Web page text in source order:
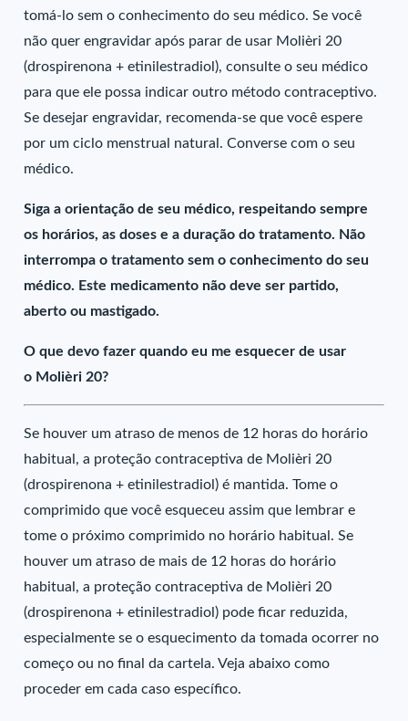
tomá-lo sem o conhecimento do seu médico. Se você
não quer engravidar após parar de usar Molièri 20
(drospirenona + etinilestradiol), consulte o seu médico
para que ele possa indicar outro método contraceptivo.
Se desejar engravidar, recomenda-se que você espere
por um ciclo menstrual natural. Converse com o seu
médico.
Siga a orientação de seu médico, respeitando sempre
os horários, as doses e a duração do tratamento. Não
interrompa o tratamento sem o conhecimento do seu
médico. Este medicamento não deve ser partido,
aberto ou mastigado.
O que devo fazer quando eu me esquecer de usar
o Molièri 20?
Se houver um atraso de menos de 12 horas do horário
habitual, a proteção contraceptiva de Molièri 20
(drospirenona + etinilestradiol) é mantida. Tome o
comprimido que você esqueceu assim que lembrar e
tome o próximo comprimido no horário habitual. Se
houver um atraso de mais de 12 horas do horário
habitual, a proteção contraceptiva de Molièri 20
(drospirenona + etinilestradiol) pode ficar reduzida,
especialmente se o esquecimento da tomada ocorrer no
começo ou no final da cartela. Veja abaixo como
proceder em cada caso específico.